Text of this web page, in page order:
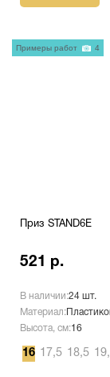
Приз STAND6E
521 р.
В наличии:24 шт.
Материал:
Высота, см:16
16 17,5 18,5
Примеры работ 4